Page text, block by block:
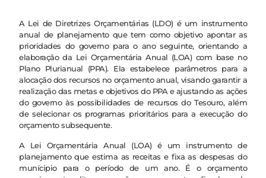
A Lei de Diretrizes Orçamentárias (LDO) é um instrumento
anual de planejamento que tem como objetivo apontar as
prioridades do governo para o ano seguinte, orientando a
elaboração da Lei Orçamentária Anual (LOA) com base no
Plano Plurianual (PPA). Ela estabelece parâmetros para a
alocação dos recursos no orçamento anual, visando garantir a
realização das metas e objetivos do PPA e ajustando as ações
do governo às possibilidades de recursos do Tesouro, além
de selecionar os programas prioritários para a execução do
orçamento subsequente.
A Lei Orçamentária Anual (LOA) é um instrumento de
planejamento que estima as receitas e fixa as despesas do
munícipio para o período de um ano. É o orçamento